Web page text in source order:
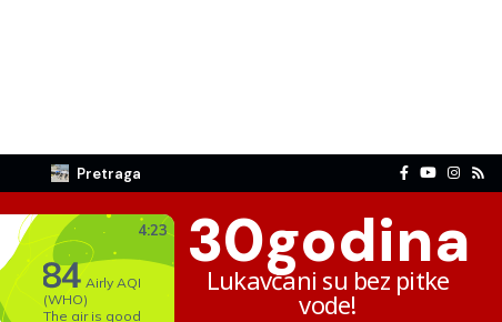
Pretraga
30godina
Lukavčani su bez pitke
vode!